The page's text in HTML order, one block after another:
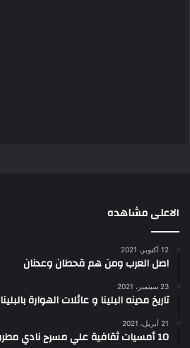
الاعلى مشاهده
12 أكتوبر، 2021
اصل العرب ومن هم قحطان وعدنان
23 سبتمبر، 2021
تاريخ مدينه البلينا و عائلات الهوارة بالبلينا
21 أبريل، 2021
10 أمسيات ثقافية علي مسرح نادي مطروح الإجتماعي في رمضان